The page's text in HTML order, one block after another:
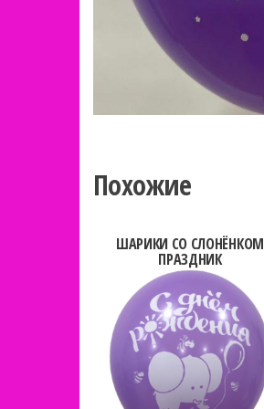
Похожие
ШАРИКИ СО СЛОНЁНКОМ
ПРАЗДНИК